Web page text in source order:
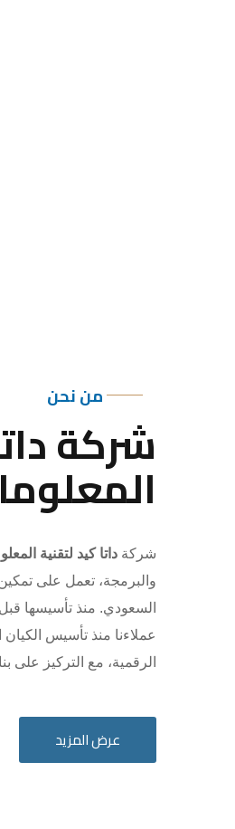
من نحن
شركة
شركة داتا كيد لتقنية
والبرمجة، تعمل على
السعودي. منذ تأسيسها قبل 4 سنوات، تقدم
عملاءنا منذ تأسيس
الرقمية، مع التركيز على
عرض المزيد